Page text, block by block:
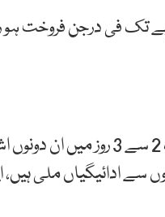
دو ہفتے قبل تک کیلے 120 سے 180
ہول سیلرز اور برآمد کنندگان کو
سے ادائیگیاں ملی